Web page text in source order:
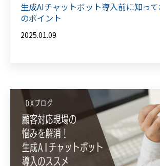
生成AIチャットボット導入前に知っ
のポイント
2025.01.09